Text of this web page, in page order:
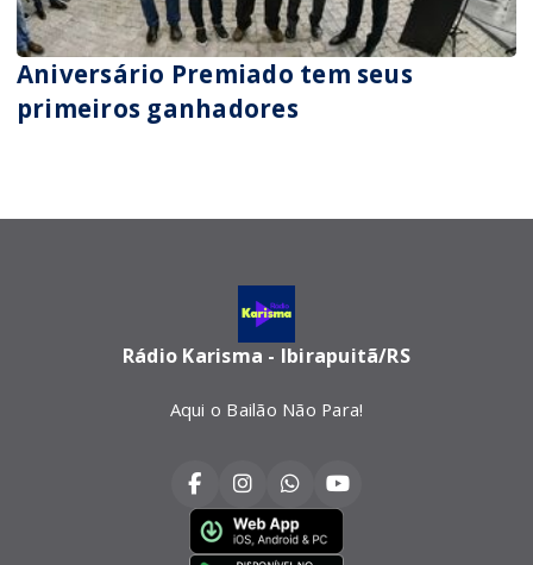
Aniversário Premiado tem seus
primeiros ganhadores
Rádio Karisma - Ibirapuitã/RS
Aqui o Bailão Não Para!